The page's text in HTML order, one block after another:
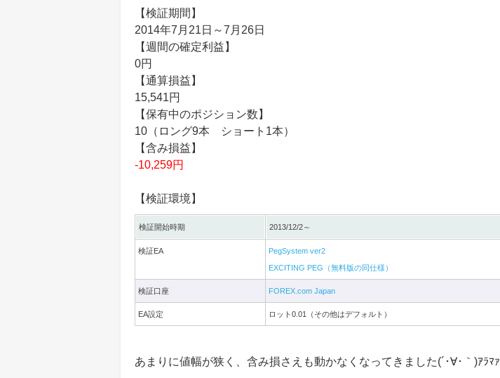
【検証期間】
2014年7月21日～7月26日
【週間の確定利益】
0円
【通算損益】
15,541円
【保有中のポジション数】
10（ロング9本 ショート1本）
【含み損益】
-10,259円
【検証環境】
検証開始時期 2013/12/2～
検証EA
PegSystem ver2
EXCITING PEG（無料版の同仕様）
検証口座 FOREX.com Japan
EA設定 ロット0.01（その他はデフォルト）
あまりに値幅が狭く、含み損さえも動かなくなってきました(´･∀･｀)ｱﾗﾏｧ